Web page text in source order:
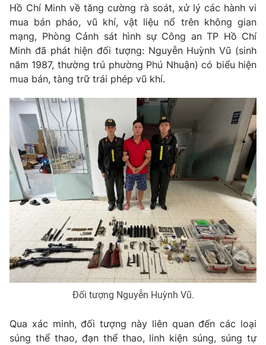
Tư vấn
Chuyên mục khác
Emagazine Podcast
Video Shorts video
VTV Money VTV Thể thao
VTV Sức khoẻ Bất động sản
Thị trường 24h Tấm lòng Việt
VTV4 Vươn mình bằng AI
VTV8
Liên hệ tòa soạn English
Hồ Chí Minh về tăng cường rà soát, xử lý các hành vi
mua bán pháo, vũ khí, vật liệu nổ trên không gian
mạng, Phòng Cảnh sát hình sự Công an TP Hồ Chí
Minh đã phát hiện đối tượng: Nguyễn Huỳnh Vũ (sinh
năm 1987, thường trú phường Phú Nhuận) có biểu hiện
mua bán, tàng trữ trái phép vũ khí.
Đối tượng Nguyễn Huỳnh Vũ.
Qua xác minh, đối tượng này liên quan đến các loại
súng thể thao, đạn thể thao, linh kiện súng, súng tự